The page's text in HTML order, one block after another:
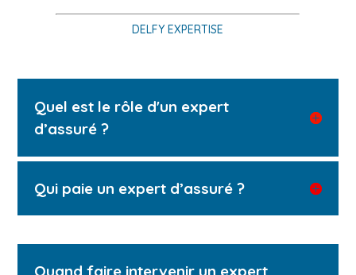
DELFY EXPERTISE
Quel est le rôle d'un expert
d’assuré ?
Qui paie un expert d’assuré ?
Quand faire intervenir un expert